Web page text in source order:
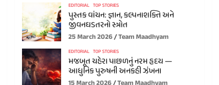
EDITORIAL TOP STORIES
પુસ્તક વાંચન: જ્ઞાન, કલ્પનાશક્તિ અને
જીવનઘડતરનો સ્ત્રોત
25 March 2026 Team Maadhyam
EDITORIAL TOP STORIES
મજબૂત ચહેરા પાછળનું નરમ હૃદય —
આધુનિક પુરુષની અનકહી ઝંખના